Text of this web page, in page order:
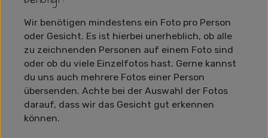
Wir benötigen mindestens ein Foto pro Person
oder Gesicht. Es ist hierbei unerheblich, ob alle
zu zeichnenden Personen auf einem Foto sind
oder ob du viele Einzelfotos hast. Gerne kannst
du uns auch mehrere Fotos einer Person
übersenden. Achte bei der Auswahl der Fotos
darauf, dass wir das Gesicht gut erkennen
können.